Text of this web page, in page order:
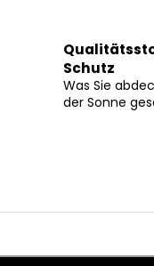
Schutz
Was Sie
der Sonne